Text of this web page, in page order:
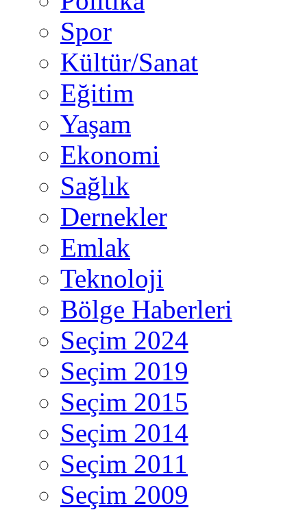
Spor
Kültür/Sanat
Eğitim
Yaşam
Ekonomi
Sağlık
Dernekler
Emlak
Teknoloji
Bölge Haberleri
Seçim 2024
Seçim 2019
Seçim 2015
Seçim 2014
Seçim 2011
Seçim 2009